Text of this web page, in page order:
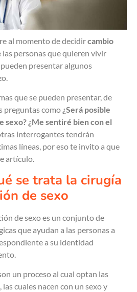
al momento de decidircambio
las personas que quieren vivir
presentar algunos
que se pueden presentar, de
preguntas como ¿Será posible
sexo? ¿Me sentiré bien con el
interrogantes tendrán
líneas, por eso te invito a que
artículo.
se trata la cirugía
de sexo
de sexo es un conjunto de
que ayudan a las personas a
a su identidad
un proceso al cual optan las
cuales nacen con un sexo y